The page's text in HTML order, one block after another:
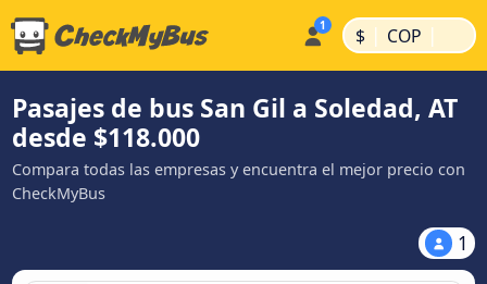
$ | COP |
Pasajes de bus San Gil a Soledad, AT
desde $118.000
Compara todas las empresas y encuentra el mejor precio con
CheckMyBus
1